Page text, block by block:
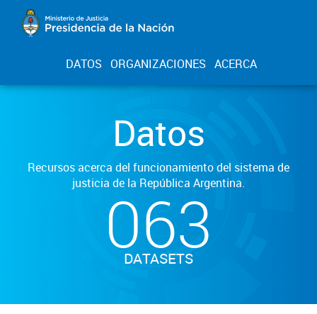
DATOS ORGANIZACIONES ACERCA
Datos
Recursos acerca del funcionamiento del sistema de
justicia de la República Argentina.
063
DATASETS